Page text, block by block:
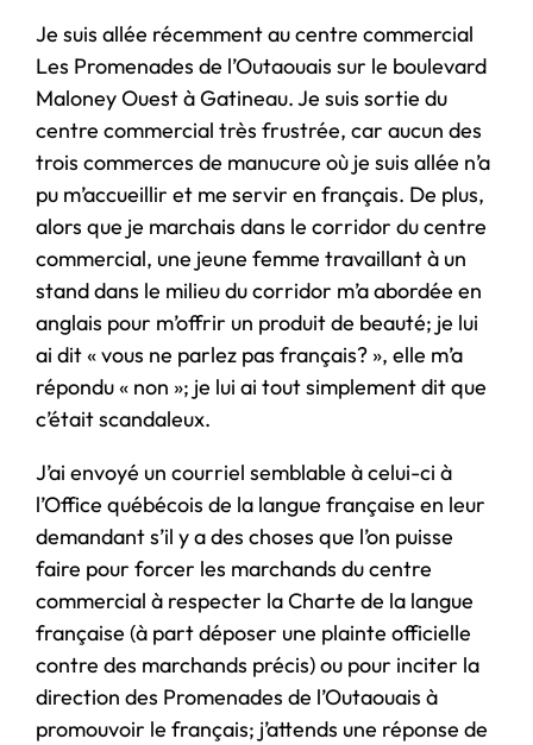
Je suis allée récemment au centre commercial
Les Promenades de l’Outaouais sur le boulevard
Maloney Ouest à Gatineau. Je suis sortie du
centre commercial très frustrée, car aucun des
trois commerces de manucure où je suis allée n’a
pu m’accueillir et me servir en français. De plus,
alors que je marchais dans le corridor du centre
commercial, une jeune femme travaillant à un
stand dans le milieu du corridor m’a abordée en
anglais pour m’offrir un produit de beauté; je lui
ai dit « vous ne parlez pas français? », elle m’a
répondu « non »; je lui ai tout simplement dit que
c’était scandaleux.
J’ai envoyé un courriel semblable à celui-ci à
l’Office québécois de la langue française en leur
demandant s’il y a des choses que l’on puisse
faire pour forcer les marchands du centre
commercial à respecter la Charte de la langue
française (à part déposer une plainte officielle
contre des marchands précis) ou pour inciter la
direction des Promenades de l’Outaouais à
promouvoir le français; j’attends une réponse de